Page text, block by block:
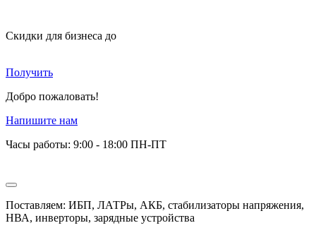
Скидки для бизнеса до
Получить
Добро пожаловать!
Напишите нам
Часы работы: 9:00 - 18:00 ПН-ПТ
Поставляем: ИБП, ЛАТРы, АКБ, стабилизаторы напряжения,
НВА, инверторы, зарядные устройства